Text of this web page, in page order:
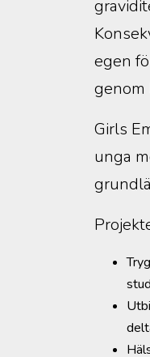
egen
genom
Girls
unga